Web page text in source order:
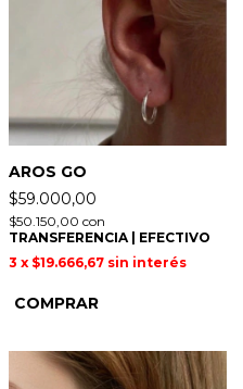
AROS GO
$59.000,00
$50.150,00 con
TRANSFERENCIA | EFECTIVO
3 x $19.666,67 sin interés